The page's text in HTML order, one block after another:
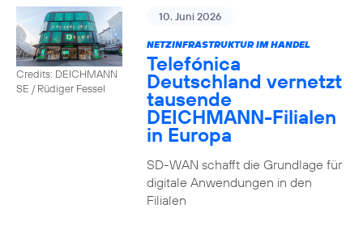
Credits: DEICHMANN
SE / Rüdiger Fessel
10. Juni 2026
NETZINFRASTRUKTUR IM HANDEL
Telefónica
Deutschland vernetzt
tausende
DEICHMANN-Filialen
in Europa
SD-WAN schafft die Grundlage für
digitale Anwendungen in den
Filialen